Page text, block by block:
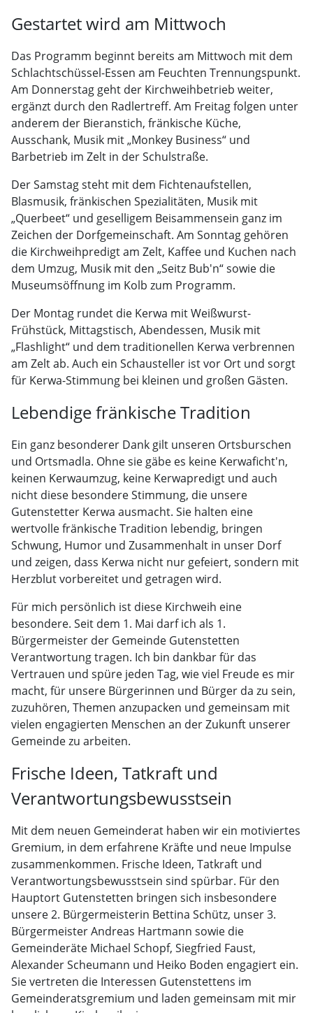
Gestartet wird am Mittwoch
Das Programm beginnt bereits am Mittwoch mit dem
Schlachtschüssel-Essen am Feuchten Trennungspunkt.
Am Donnerstag geht der Kirchweihbetrieb weiter,
ergänzt durch den Radlertreff. Am Freitag folgen unter
anderem der Bieranstich, fränkische Küche,
Ausschank, Musik mit „Monkey Business“ und
Barbetrieb im Zelt in der Schulstraße.
Der Samstag steht mit dem Fichtenaufstellen,
Blasmusik, fränkischen Spezialitäten, Musik mit
„Querbeet“ und geselligem Beisammensein ganz im
Zeichen der Dorfgemeinschaft. Am Sonntag gehören
die Kirchweihpredigt am Zelt, Kaffee und Kuchen nach
dem Umzug, Musik mit den „Seitz Bub'n“ sowie die
Museumsöffnung im Kolb zum Programm.
Der Montag rundet die Kerwa mit Weißwurst-
Frühstück, Mittagstisch, Abendessen, Musik mit
„Flashlight“ und dem traditionellen Kerwa verbrennen
am Zelt ab. Auch ein Schausteller ist vor Ort und sorgt
für Kerwa-Stimmung bei kleinen und großen Gästen.
Lebendige fränkische Tradition
Ein ganz besonderer Dank gilt unseren Ortsburschen
und Ortsmadla. Ohne sie gäbe es keine Kerwaficht'n,
keinen Kerwaumzug, keine Kerwapredigt und auch
nicht diese besondere Stimmung, die unsere
Gutenstetter Kerwa ausmacht. Sie halten eine
wertvolle fränkische Tradition lebendig, bringen
Schwung, Humor und Zusammenhalt in unser Dorf
und zeigen, dass Kerwa nicht nur gefeiert, sondern mit
Herzblut vorbereitet und getragen wird.
Für mich persönlich ist diese Kirchweih eine
besondere. Seit dem 1. Mai darf ich als 1.
Bürgermeister der Gemeinde Gutenstetten
Verantwortung tragen. Ich bin dankbar für das
Vertrauen und spüre jeden Tag, wie viel Freude es mir
macht, für unsere Bürgerinnen und Bürger da zu sein,
zuzuhören, Themen anzupacken und gemeinsam mit
vielen engagierten Menschen an der Zukunft unserer
Gemeinde zu arbeiten.
Frische Ideen, Tatkraft und
Verantwortungsbewusstsein
Mit dem neuen Gemeinderat haben wir ein motiviertes
Gremium, in dem erfahrene Kräfte und neue Impulse
zusammenkommen. Frische Ideen, Tatkraft und
Verantwortungsbewusstsein sind spürbar. Für den
Hauptort Gutenstetten bringen sich insbesondere
unsere 2. Bürgermeisterin Bettina Schütz, unser 3.
Bürgermeister Andreas Hartmann sowie die
Gemeinderäte Michael Schopf, Siegfried Faust,
Alexander Scheumann und Heiko Boden engagiert ein.
Sie vertreten die Interessen Gutenstettens im
Gemeinderatsgremium und laden gemeinsam mit mir